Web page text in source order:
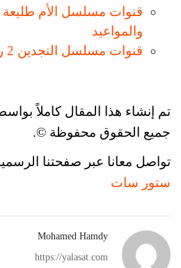
والمواعيد
قنوات مسلسل النجدين 2 رمضان 2025 والمواعيد
تم إنشاء هذا المقال كاملاً
جميع الحقوق محفوظة ©.
تواصل معانا عبر صفحتنا
ستور سات
Mohamed Hamdy
https://yalasat.com